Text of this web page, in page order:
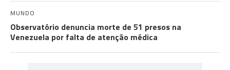
MUNDO
Observatório denuncia morte de 51 presos na
Venezuela por falta de atenção médica